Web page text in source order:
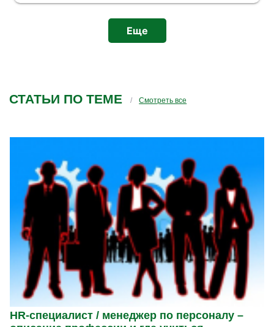
доброжелательные сотрудники, удобное
местоположение.
Еще
СТАТЬИ ПО ТЕМЕ Смотреть все
HR-специалист / менеджер по персоналу –